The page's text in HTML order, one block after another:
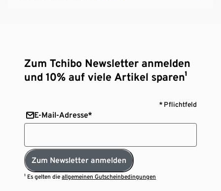
Zum Tchibo Newsletter anmelden
und 10% auf viele Artikel sparen¹
* Pflichtfeld
E-Mail-Adresse*
Zum Newsletter anmelden
¹ Es gelten dieallgemeinen Gutscheinbedingungen